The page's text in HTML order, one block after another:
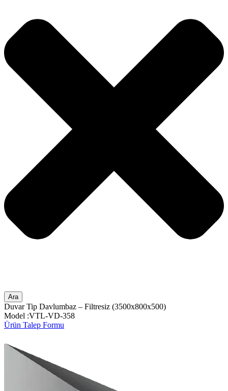
Ara
Duvar Tip Davlumbaz – Filtresiz (3500x800x500)
Model :VTL-VD-358
Ürün Talep Formu